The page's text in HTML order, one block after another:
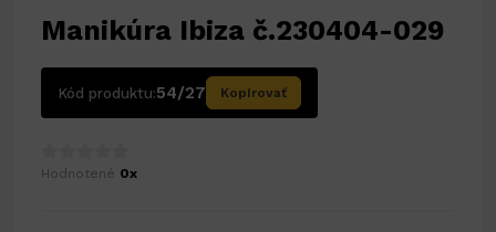
Manikúra Ibiza č.230404-029
Kód produktu:54/27 Kopírovať
Hodnotené 0x